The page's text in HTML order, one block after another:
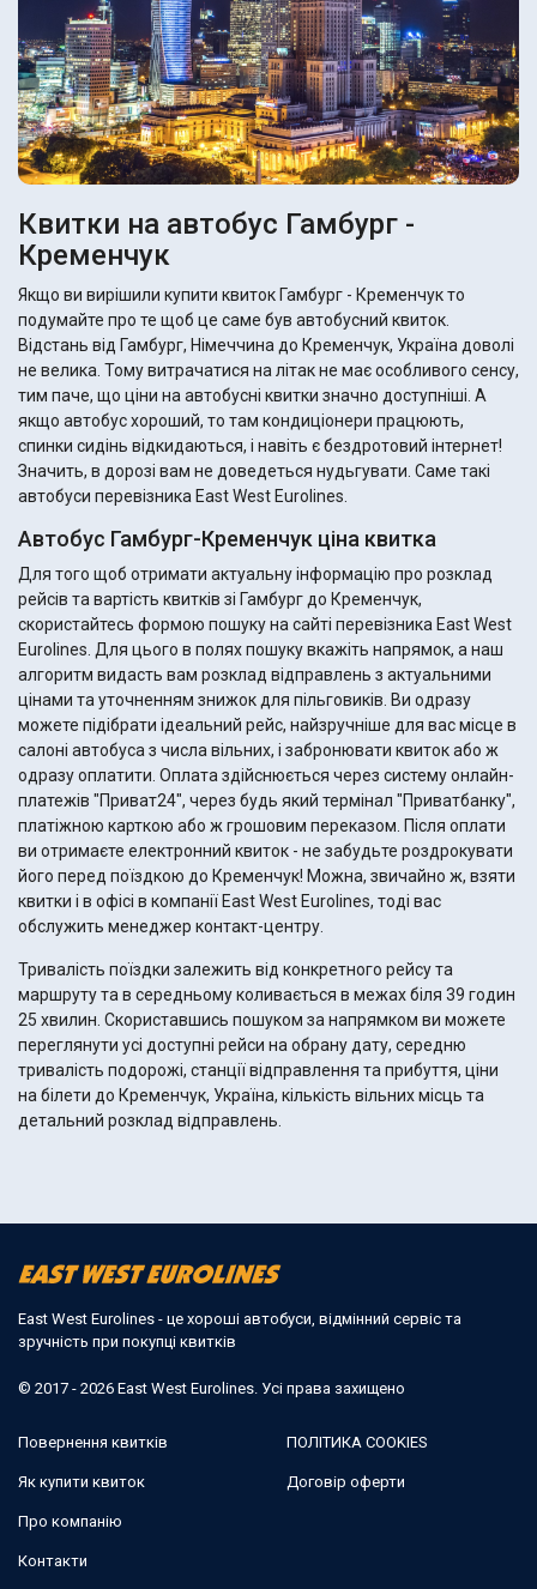
Квитки на автобус Гамбург -
Кременчук
Якщо ви вирішили купити квиток Гамбург - Кременчук то
подумайте про те щоб це саме був автобусний квиток.
Відстань від Гамбург, Німеччина до Кременчук, Україна доволі
не велика. Тому витрачатися на літак не має особливого сенсу,
тим паче, що ціни на автобусні квитки значно доступніші. А
якщо автобус хороший, то там кондиціонери працюють,
спинки сидінь відкидаються, і навіть є бездротовий інтернет!
Значить, в дорозі вам не доведеться нудьгувати. Саме такі
автобуси перевізника East West Eurolines.
Автобус Гамбург-Кременчук ціна квитка
Для того щоб отримати актуальну інформацію про розклад
рейсів та вартість квитків зі Гамбург до Кременчук,
скористайтесь формою пошуку на сайті перевізника East West
Eurolines. Для цього в полях пошуку вкажіть напрямок, а наш
алгоритм видасть вам розклад відправлень з актуальними
цінами та уточненням знижок для пільговиків. Ви одразу
можете підібрати ідеальний рейс, найзручніше для вас місце в
салоні автобуса з числа вільних, і забронювати квиток або ж
одразу оплатити. Оплата здійснюється через систему онлайн-
платежів "Приват24", через будь який термінал "Приватбанку",
платіжною карткою або ж грошовим переказом. Після оплати
ви отримаєте електронний квиток - не забудьте роздрокувати
його перед поїздкою до Кременчук! Можна, звичайно ж, взяти
квитки і в офісі в компанії East West Eurolines, тоді вас
обслужить менеджер контакт-центру.
Тривалість поїздки залежить від конкретного рейсу та
маршруту та в середньому коливається в межах біля 39 годин
25 хвилин. Скориставшись пошуком за напрямком ви можете
переглянути усі доступні рейси на обрану дату, середню
тривалість подорожі, станції відправлення та прибуття, ціни
на білети до Кременчук, Україна, кількість вільних місць та
детальний розклад відправлень.
East West Eurolines - це хороші автобуси, відмінний сервіс та
зручність при покупці квитків
© 2017 - 2026 East West Eurolines. Усі права захищено
Повернення квитків
Як купити квиток
Про компанію
Контакти
ПОЛІТИКА COOKIES
Договір оферти